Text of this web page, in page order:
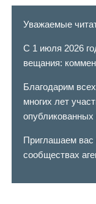
Уважаемые
С 1 июля 2026
вещания:
Благодарим
многих лет
опубликованных
Приглашаем вас
сообществах